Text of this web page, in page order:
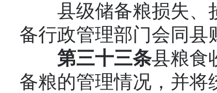
县级储备粮损失、
备行政管理部门会同县
第三十三条县粮食
备粮的管理情况，并将